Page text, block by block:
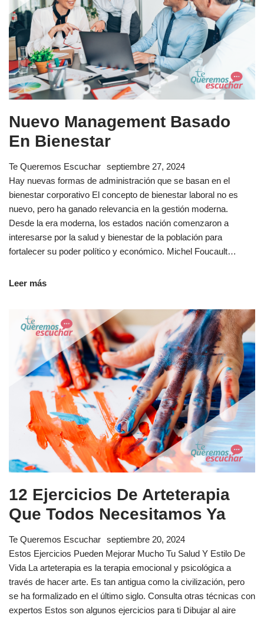
Nuevo Management Basado
En Bienestar
Te Queremos Escuchar septiembre 27, 2024
Hay nuevas formas de administración que se basan en el
bienestar corporativo El concepto de bienestar laboral no es
nuevo, pero ha ganado relevancia en la gestión moderna.
Desde la era moderna, los estados nación comenzaron a
interesarse por la salud y bienestar de la población para
fortalecer su poder político y económico. Michel Foucault…
Leer más
12 Ejercicios De Arteterapia
Que Todos Necesitamos Ya
Te Queremos Escuchar septiembre 20, 2024
Estos Ejercicios Pueden Mejorar Mucho Tu Salud Y Estilo De
Vida La arteterapia es la terapia emocional y psicológica a
través de hacer arte. Es tan antigua como la civilización, pero
se ha formalizado en el último siglo. Consulta otras técnicas con
expertos Estos son algunos ejercicios para ti Dibujar al aire